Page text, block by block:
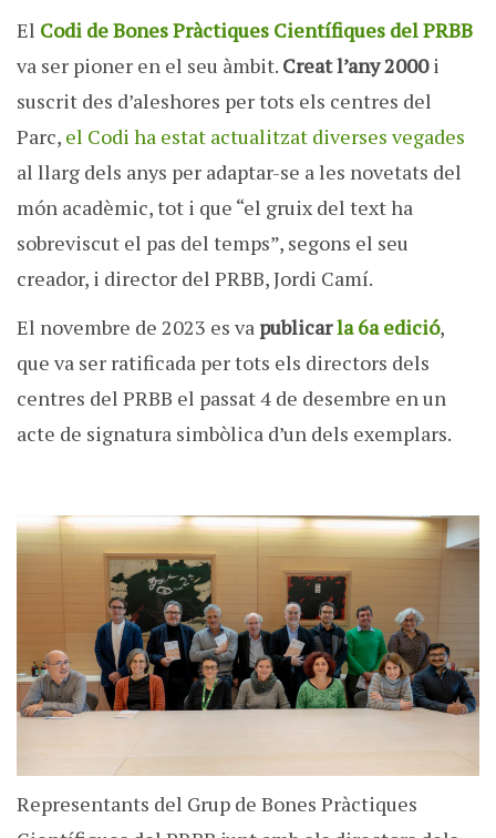
El Codi de Bones Pràctiques Científiques del PRBB
va ser pioner en el seu àmbit. Creat l’any 2000i
suscrit des d’aleshores per tots els centres del
Parc, el Codi ha estat actualitzat diverses vegades
al llarg dels anys per adaptar-se a les novetats del
món acadèmic, tot i que “el gruix del text ha
sobreviscut el pas del temps”, segons el seu
creador, i director del PRBB, Jordi Camí.
El novembre de 2023 es vapublicarla 6a edició,
que va ser ratificada per tots els directors dels
centres del PRBB el passat 4 de desembre en un
acte de signatura simbòlica d’un dels exemplars.
Representants del Grup de Bones Pràctiques